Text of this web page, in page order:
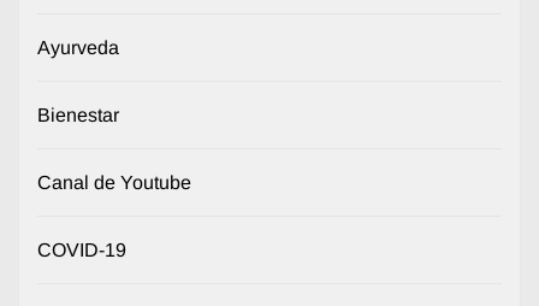
Ayurveda
Bienestar
Canal de Youtube
COVID-19